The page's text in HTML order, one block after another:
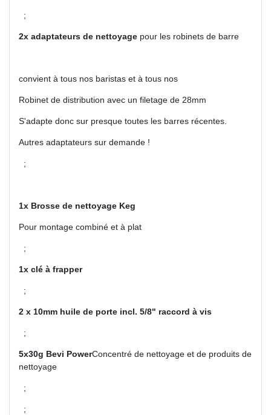
;
2x adaptateurs de nettoyage pour les robinets de barre
convient à tous nos baristas et à tous nos
Robinet de distribution avec un filetage de 28mm
S'adapte donc sur presque toutes les barres récentes.
Autres adaptateurs sur demande !
;
1x Brosse de nettoyage Keg
Pour montage combiné et à plat
;
1x clé à frapper
;
2 x 10mm huile de porte incl. 5/8" raccord à vis
;
5x30g Bevi PowerConcentré de nettoyage et de produits de
nettoyage
;
;